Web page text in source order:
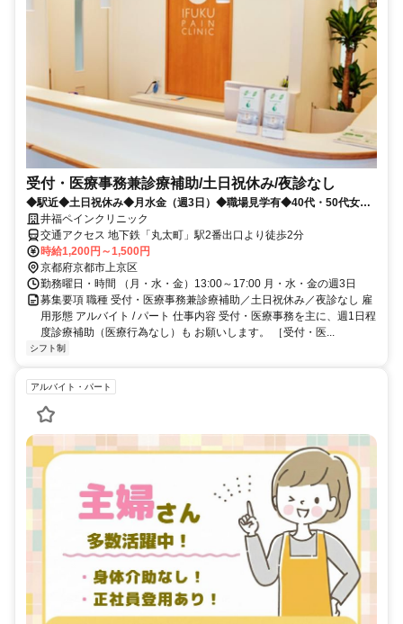
受付・医療事務兼診療補助/土日祝休み/夜診なし
◆駅近◆土日祝休み◆月水金（週3日）◆職場見学有◆40代・50代女性
活躍◆午後勤務◆夜診なし
井福ペインクリニック
交通アクセス 地下鉄「丸太町」駅2番出口より徒歩2分
時給1,200円～1,500円
京都府京都市上京区
勤務曜日・時間 （月・水・金）13:00～17:00 月・水・金の週3日
募集要項 職種 受付・医療事務兼診療補助／土日祝休み／夜診なし 雇
用形態 アルバイト / パート 仕事内容 受付・医療事務を主に、週1日程
度診療補助（医療行為なし）も お願いします。 ［受付・医...
シフト制
アルバイト・パート